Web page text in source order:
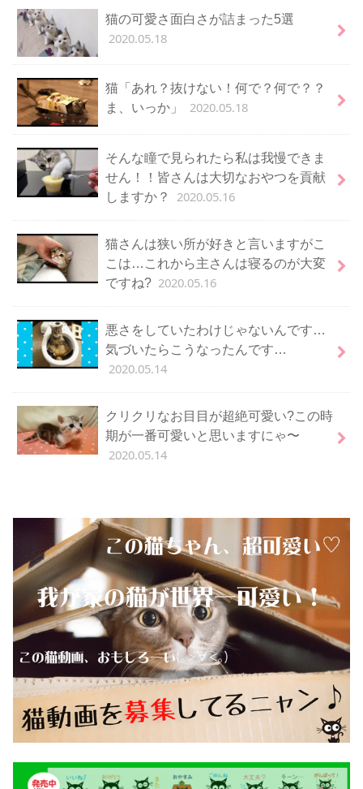
猫の可愛さ面白さが詰まった5選
2020.05.18
猫「あれ？抜けない！何で？何で？？
ま、いっか」
2020.05.18
そんな瞳で見られたら私は我慢できま
せん！！皆さんは大切なおやつを貢献
しますか？
2020.05.16
猫さんは狭い所が好きと言いますがこ
こは…これから主さんは寝るのが大変
ですね? 2020.05.16
悪さをしていたわけじゃないんです…
気づいたらこうなったんです…
2020.05.14
クリクリなお目目が超絶可愛い?この時
期が一番可愛いと思いますにゃ〜
2020.05.14